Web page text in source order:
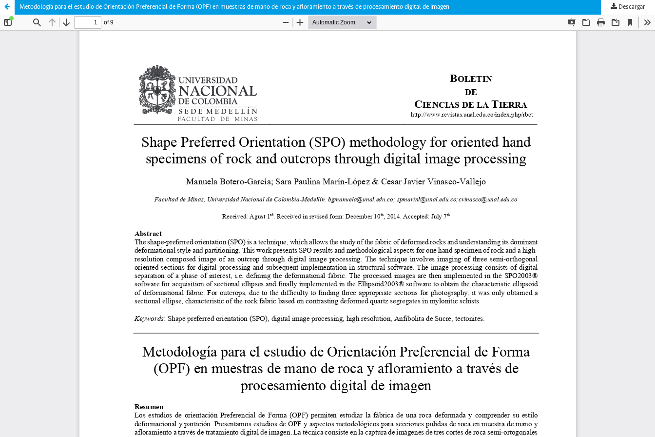
Metodología para el estudio de Orientación Preferencial de Forma (OPF) en muestras de mano de roca y afloramiento a través de procesamiento digital de imagen Descargar